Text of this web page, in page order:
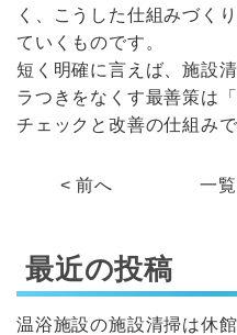
く、こうした仕組みづく
ていくものです。
短く明確に言えば、施設
ラつきをなくす最善策は
チェックと改善の仕組み
< 前へ 一
最近の投稿
温浴施設の施設清掃は休